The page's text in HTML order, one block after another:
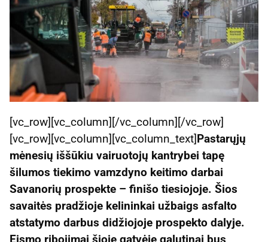
[vc_row][vc_column][/vc_column][/vc_row]
[vc_row][vc_column][vc_column_text]Pastarųjų
mėnesių iššūkiu vairuotojų kantrybei tapę
šilumos tiekimo vamzdyno keitimo darbai
Savanorių prospekte – finišo tiesiojoje. Šios
savaitės pradžioje kelininkai užbaigs asfalto
atstatymo darbus didžiojoje prospekto dalyje.
Eismo ribojimai šioje gatvėje galutinai bus